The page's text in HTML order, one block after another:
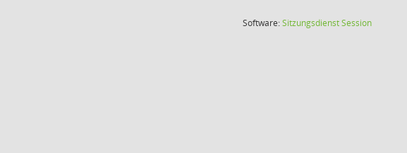
Software:SitzungsdienstSession(Wird in